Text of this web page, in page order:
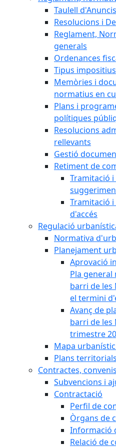
Taulell
Resolucions i
Reglament,
generals
Ordenances
Tipus impositius
Memòries i
normatius en
Plans i
polítiques
Resolucions
rellevants
Gestió
Retiment de
Tramitació
Tramitació
d'accés
Regulació
Normativa
Planejament
Aprovació
Pla
barri de les
el termini
Avanç de
barri de
trimestre
Mapa
Plans
Contractes,
Subvencions i
Contractació
Perfil de
Òrgans de
Informació
Relació de